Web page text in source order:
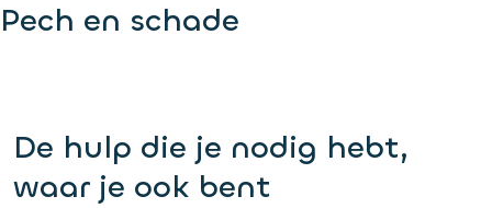
Pech en schade
De hulp die je nodig hebt,
waar je ook bent